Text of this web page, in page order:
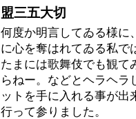
盟三五大切
何度か明言してゐる様に
に心を奪はれてゐる私で
たまには歌舞伎でも観て
らねー。などとヘラヘ
ットを手に入れる事が
行って参りました。